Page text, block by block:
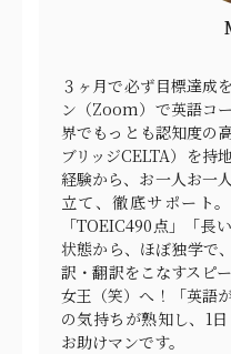
３ヶ月で必ず目標達成
ン（Zoom）で英語コ
界でもっとも認知度の
ブリッジCELTA）を持
経験から、お一人お一
立て、徹底サポート
「TOEIC490点」「長
状態から、ほぼ独学で
訳・翻訳をこなすスピ
女王（笑）へ！「英語
の気持ちが熟知し、1
お助けマンです。